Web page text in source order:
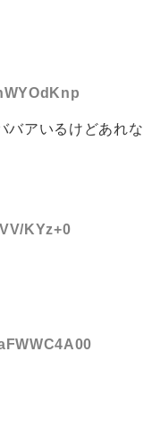
バアいるけどあれな
KYz+0